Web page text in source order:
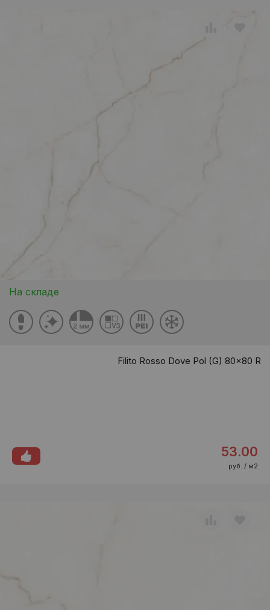
На складе
Filito Rosso Dove Pol (G) 80x80 R
53.00
руб. / м2